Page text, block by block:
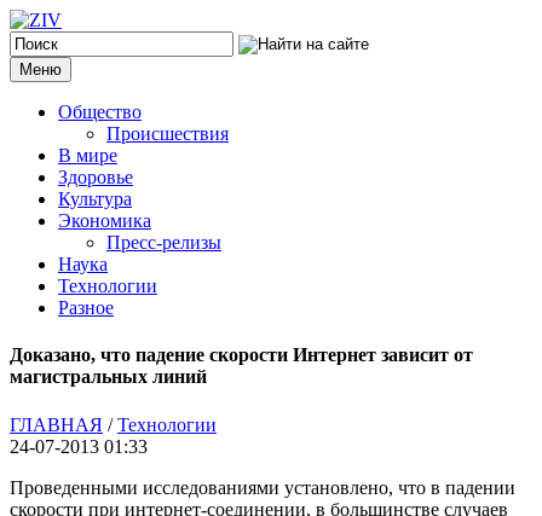
Меню
Общество
Происшествия
В мире
Здоровье
Культура
Экономика
Пресс-релизы
Наука
Технологии
Разное
Доказано, что падение скорости Интернет зависит от
магистральных линий
ГЛАВНАЯ /Технологии
24-07-2013 01:33
Проведенными исследованиями установлено, что в падении
скорости при интернет-соединении, в большинстве случаев